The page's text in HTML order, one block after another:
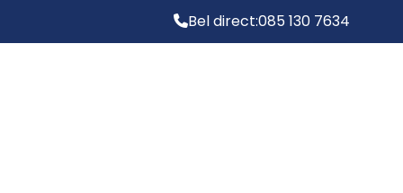
Bel direct:085 130 7634